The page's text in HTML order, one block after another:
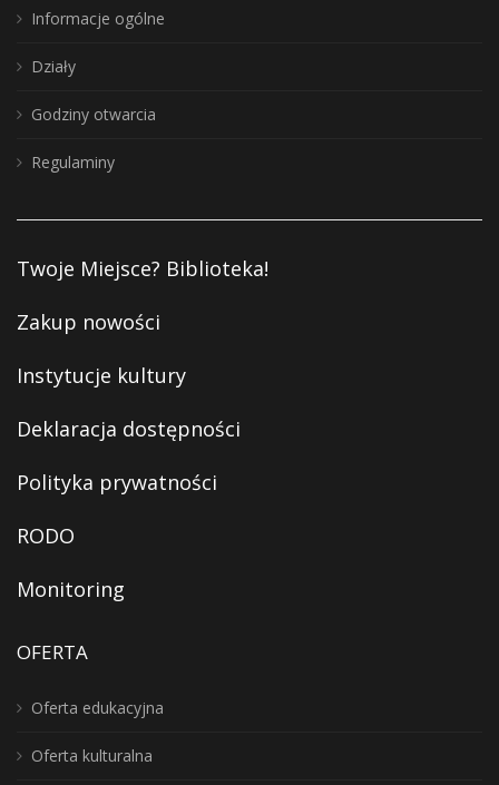
Informacje ogólne
Działy
Godziny otwarcia
Regulaminy
Twoje Miejsce? Biblioteka!
Zakup nowości
Instytucje kultury
Deklaracja dostępności
Polityka prywatności
RODO
Monitoring
OFERTA
Oferta edukacyjna
Oferta kulturalna